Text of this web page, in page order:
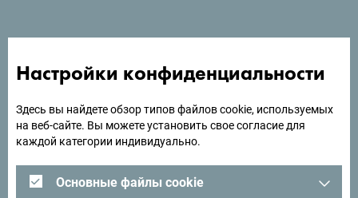
Настройки конфиденциальности
Здесь вы найдете обзор типов файлов cookie, используемых
на веб-сайте. Вы можете установить свое согласие для
каждой категории индивидуально.
Основные файлы cookie